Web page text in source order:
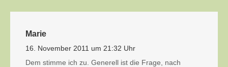
Marie
16. November 2011 um 21:32 Uhr
Dem stimme ich zu. Generell ist die Frage, nach